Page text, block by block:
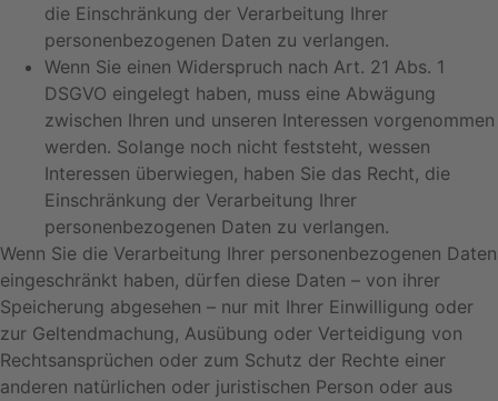
die Einschränkung der Verarbeitung Ihrer
personenbezogenen Daten zu verlangen.
Wenn Sie einen Widerspruch nach Art. 21 Abs. 1
DSGVO eingelegt haben, muss eine Abwägung
zwischen Ihren und unseren Interessen vorgenommen
werden. Solange noch nicht feststeht, wessen
Interessen überwiegen, haben Sie das Recht, die
Einschränkung der Verarbeitung Ihrer
personenbezogenen Daten zu verlangen.
Wenn Sie die Verarbeitung Ihrer personenbezogenen Daten
eingeschränkt haben, dürfen diese Daten – von ihrer
Speicherung abgesehen – nur mit Ihrer Einwilligung oder
zur Geltendmachung, Ausübung oder Verteidigung von
Rechtsansprüchen oder zum Schutz der Rechte einer
anderen natürlichen oder juristischen Person oder aus